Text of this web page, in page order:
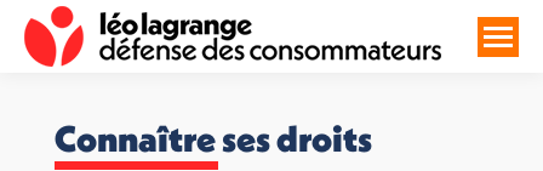
Connaître ses droits